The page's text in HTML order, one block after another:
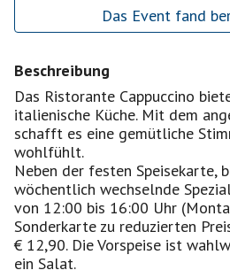
Das Event fand
Beschreibung
Das Ristorante Cappuccino
italienische Küche. Mit dem
schafft es eine gemütliche
wohlfühlt.
Neben der festen Speisekarte,
wöchentlich wechselnde
von 12:00 bis 16:00 Uhr
Sonderkarte zu reduzierten
€ 12,90. Die Vorspeise ist
ein Salat.